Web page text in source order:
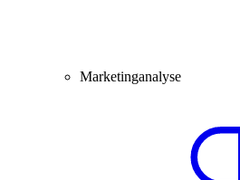
Marketinganalyse